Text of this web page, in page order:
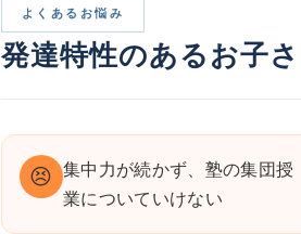
よくあるお悩み
発達特性のあるお子
😣 集中力が続かず、塾の集団授
業についていけない